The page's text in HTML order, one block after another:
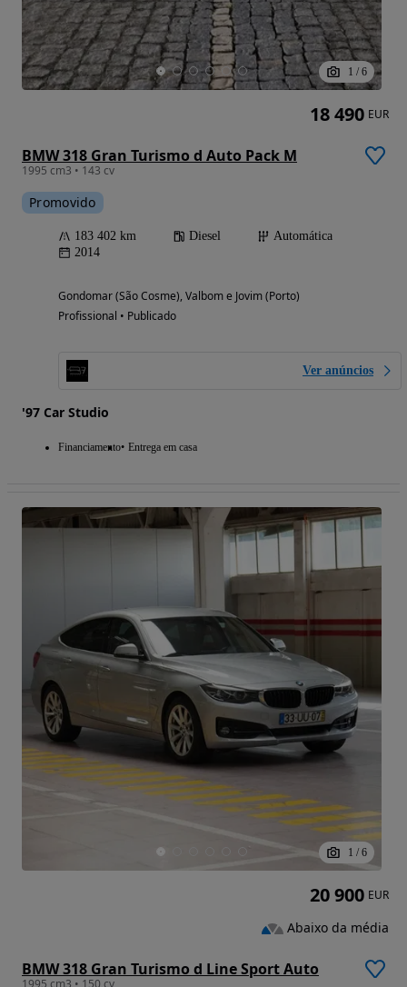
1 / 6
BMW 318 Gran Turismo d Auto Pack M
1995 cm3 • 143 cv
Promovido
183 402 km Diesel
Automática
2014
Gondomar (São Cosme), Valbom e Jovim (Porto)
Profissional • Publicado
Ver anúncios
'97 Car Studio
Financiamento Entrega em casa
18 490 EUR
1 / 6
BMW 318 Gran Turismo d Line Sport Auto
1995 cm3 • 150 cv
20 900 EUR
Abaixo da média